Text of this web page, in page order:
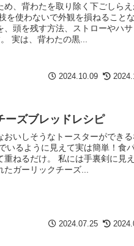
め、背わたを取り除く下ごしら
を使わないで外観を損ねること
頭を残す方法、ストローやハサ
実は、背わたの黒...
2024.10.09
ーズブレッドレシピ
おいしそうなトースターができ
いるように見えて実は簡単！食
重ねるだけ。 私には手裏剣に見
ガーリックチーズ...
2024.07.25